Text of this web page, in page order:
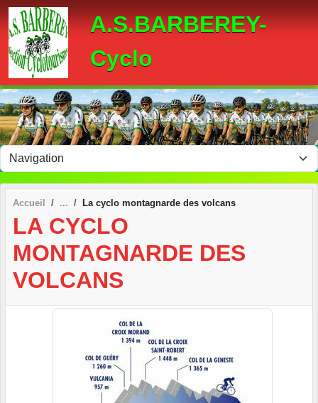
A.S.BARBEREY-
Cyclo
Accueil La cyclo montagnarde des volcans
LA CYCLO
MONTAGNARDE DES
VOLCANS
Panneau de gestion des cookies